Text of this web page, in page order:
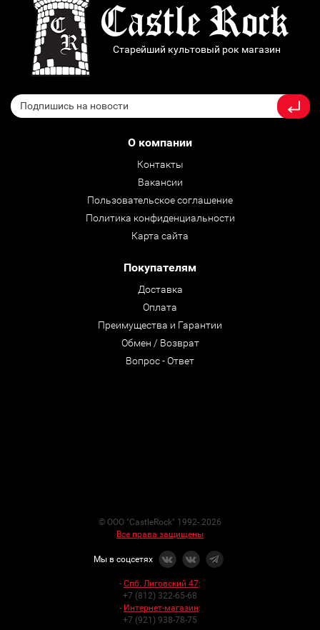
Старейший культовый рок магазин
О компании
Контакты
Вакансии
Пользовательское соглашение
Политика конфиденциальности
Карта сайта
Покупателям
Доставка
Оплата
Преимущества и Гарантии
Обмен / Возврат
Вопрос - Ответ
© ООО "CastleRock" 1992- 2026
Все права защищены
Мы в соцсетях
- Спб. Лиговский 47:
+7 (812) 322-65-68
- Интернет-магазин:
+7 (921) 938-78-75